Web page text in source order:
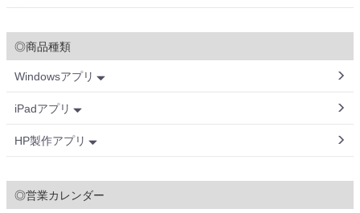
◎商品種類
Windowsアプリ
iPadアプリ
HP製作アプリ
◎営業カレンダー